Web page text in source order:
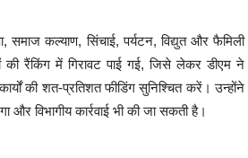
समाज कल्याण, सिंचाई, पर्यटन, विद्युत और फैमिली
की रैंकिंग में गिरावट पाई गई, जिसे लेकर डीएम ने
की शत-प्रतिशत फीडिंग सुनिश्चित करें। उन्होंने
और विभागीय कार्रवाई भी की जा सकती है।